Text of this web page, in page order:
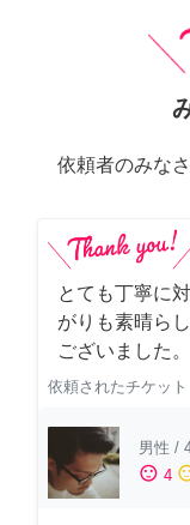
依頼者のみな
とても丁寧に
がりも素晴ら
ございました。
依頼されたチケット
男性 /
sentiment_satisfied 4